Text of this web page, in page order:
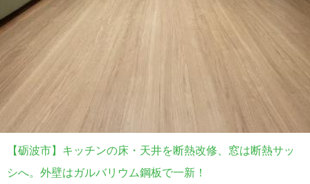
【砺波市】キッチンの床・天井を断熱改修、窓は断熱サッ
シへ。外壁はガルバリウム鋼板で一新！